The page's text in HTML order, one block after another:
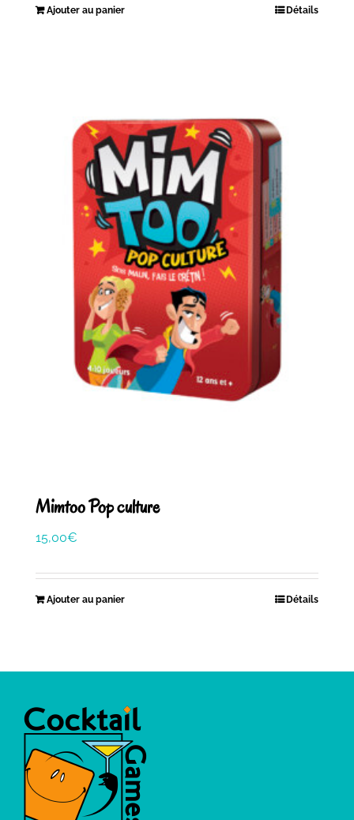
Ajouter au panier Détails
Mimtoo Pop culture
15,00€
Ajouter au panier Détails